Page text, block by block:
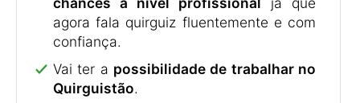
agora fala quirguiz fluentemente e com
confiança.
Vai ter a possibilidade de trabalhar no
Quirguistão.